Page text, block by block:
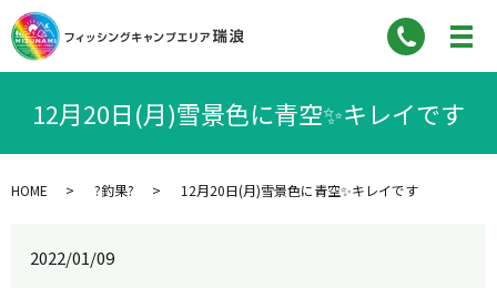
12月20日(月)雪景色に青空✨キレイです
HOME ?釣果? 12月20日(月)雪景色に青空✨キレイです
2022/01/09